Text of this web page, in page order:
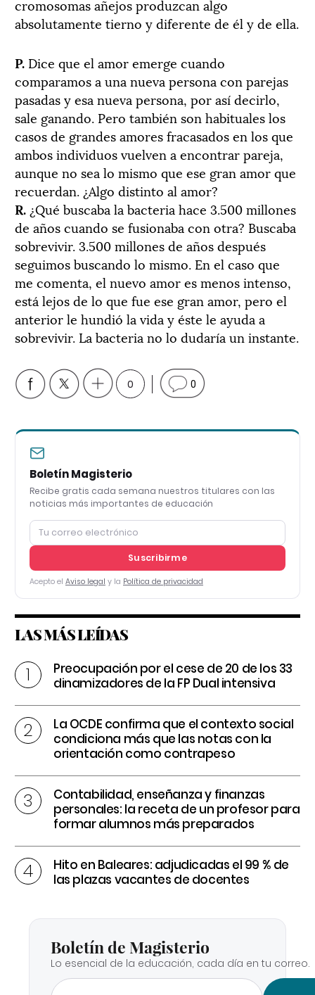
cromosomas añejos produzcan algo
absolutamente tierno y diferente de él y de ella.
P. Dice que el amor emerge cuando
comparamos a una nueva persona con parejas
pasadas y esa nueva persona, por así decirlo,
sale ganando. Pero también son habituales los
casos de grandes amores fracasados en los que
ambos individuos vuelven a encontrar pareja,
aunque no sea lo mismo que ese gran amor que
recuerdan. ¿Algo distinto al amor?
R. ¿Qué buscaba la bacteria hace 3.500 millones
de años cuando se fusionaba con otra? Buscaba
sobrevivir. 3.500 millones de años después
seguimos buscando lo mismo. En el caso que
me comenta, el nuevo amor es menos intenso,
está lejos de lo que fue ese gran amor, pero el
anterior le hundió la vida y éste le ayuda a
sobrevivir. La bacteria no lo dudaría un instante.
0 0
Boletín Magisterio
Recibe gratis cada semana nuestros titulares con las
noticias más importantes de educación
Suscribirme
Acepto el Aviso legal y la Política de privacidad
LAS MÁS LEÍDAS
Preocupación por el cese de 20 de los 33
dinamizadores de la FP Dual intensiva
La OCDE confirma que el contexto social
condiciona más que las notas con la
orientación como contrapeso
Contabilidad, enseñanza y finanzas
personales: la receta de un profesor para
formar alumnos más preparados
Hito en Baleares: adjudicadas el 99 % de
las plazas vacantes de docentes
Boletín de Magisterio
Lo esencial de la educación, cada día en tu correo.